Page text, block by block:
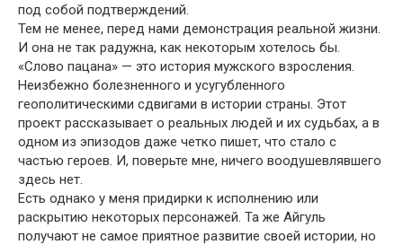
под собой подтверждений.
Тем не менее, перед нами демонстрация реальной жизни.
И она не так радужна, как некоторым хотелось бы.
«Слово пацана» — это история мужского взросления.
Неизбежно болезненного и усугубленного
геополитическими сдвигами в истории страны. Этот
проект рассказывает о реальных людей и их судьбах, а в
одном из эпизодов даже четко пишет, что стало с
частью героев. И, поверьте мне, ничего воодушевлявшего
здесь нет.
Есть однако у меня придирки к исполнению или
раскрытию некоторых персонажей. Та же Айгуль
получают не самое приятное развитие своей истории, но